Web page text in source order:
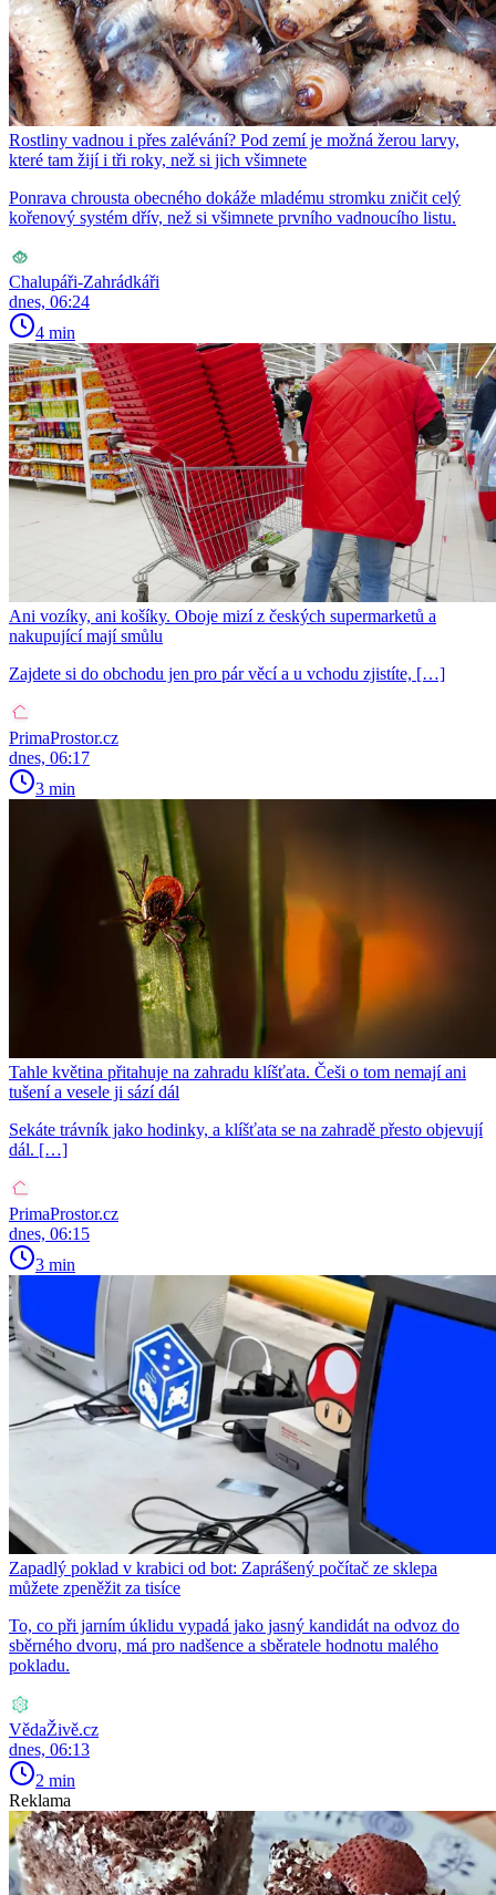
Rostliny vadnou i přes zalévání? Pod zemí je možná žerou larvy,
které tam žijí i tři roky, než si jich všimnete
Ponrava chrousta obecného dokáže mladému stromku zničit celý
kořenový systém dřív, než si všimnete prvního vadnoucího listu.
Chalupáři-Zahrádkáři
dnes, 06:24
4 min
Ani vozíky, ani košíky. Oboje mizí z českých supermarketů a
nakupující mají smůlu
Zajdete si do obchodu jen pro pár věcí a u vchodu zjistíte, […]
PrimaProstor.cz
dnes, 06:17
3 min
Tahle květina přitahuje na zahradu klíšťata. Češi o tom nemají ani
tušení a vesele ji sází dál
Sekáte trávník jako hodinky, a klíšťata se na zahradě přesto objevují
dál. […]
PrimaProstor.cz
dnes, 06:15
3 min
Zapadlý poklad v krabici od bot: Zaprášený počítač ze sklepa
můžete zpeněžit za tisíce
To, co při jarním úklidu vypadá jako jasný kandidát na odvoz do
sběrného dvoru, má pro nadšence a sběratele hodnotu malého
pokladu.
VědaŽivě.cz
dnes, 06:13
2 min
Reklama